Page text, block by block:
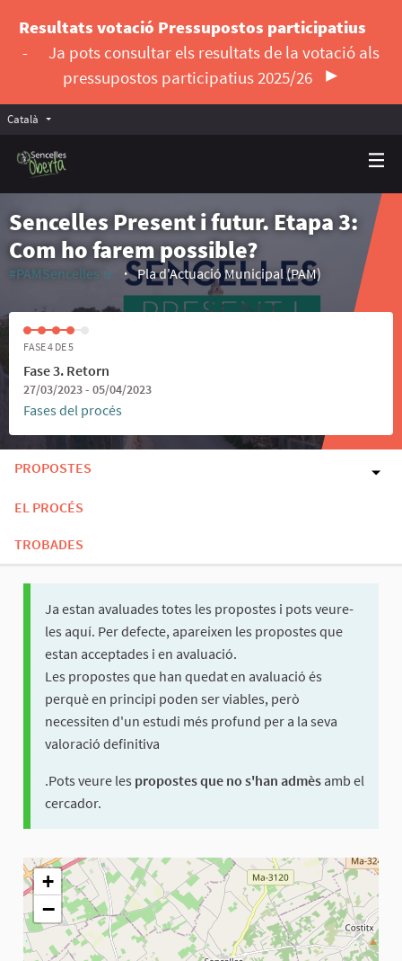
Resultats votació Pressupostos participatius
-
Ja pots consultar els resultats de la votació als
pressupostos participatius 2025/26
Català Triar la llengua
Sencelles Present i futur. Etapa 3:
Com ho farem possible?
#PAMSencelles
(Enllaç extern)
Pla d'Actuació Municipal (PAM)
FASE 4 DE 5
Fase 3. Retorn
27/03/2023 - 05/04/2023
Fases del procés
PROPOSTES
EL PROCÉS
TROBADES
Ja estan avaluades totes les propostes i pots veure-
les aquí. Per defecte, apareixen les propostes que
estan acceptades i en avaluació.
Les propostes que han quedat en avaluació és
perquè en principi poden ser viables, però
necessiten d'un estudi més profund per a la seva
valoració definitiva
.Pots veure les propostes que no s'han admès amb el
cercador.
El següent element és un mapa que presenta els
+
−